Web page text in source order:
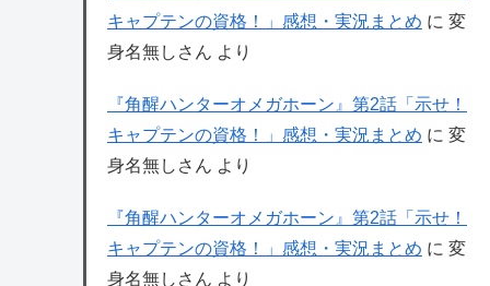
キャプテンの資格！」感想・実況まとめ に 変
身名無しさん より
『角醒ハンターオメガホーン』第2話「示せ！
キャプテンの資格！」感想・実況まとめ に 変
身名無しさん より
『角醒ハンターオメガホーン』第2話「示せ！
キャプテンの資格！」感想・実況まとめ に 変
身名無しさん より